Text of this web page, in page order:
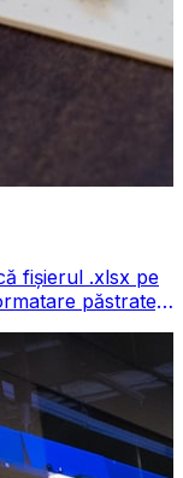
fișierul .xlsx pe
păstrate,